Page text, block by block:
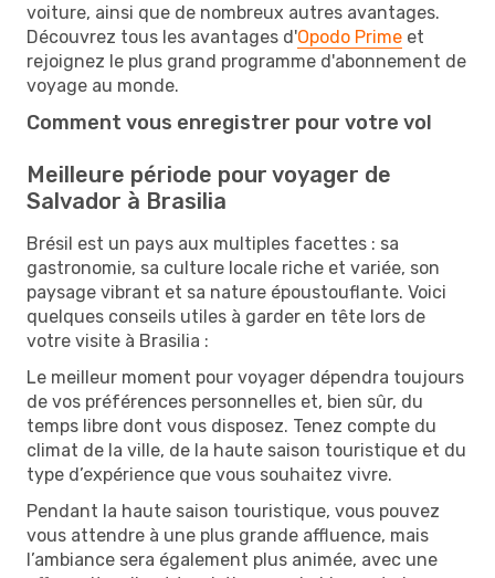
voiture, ainsi que de nombreux autres avantages.
Découvrez tous les avantages d'Opodo Prime et
rejoignez le plus grand programme d'abonnement de
voyage au monde.
Comment vous enregistrer pour votre vol
Meilleure période pour voyager de
Salvador à Brasilia
Brésil est un pays aux multiples facettes : sa
gastronomie, sa culture locale riche et variée, son
paysage vibrant et sa nature époustouflante. Voici
quelques conseils utiles à garder en tête lors de
votre visite à Brasilia :
Le meilleur moment pour voyager dépendra toujours
de vos préférences personnelles et, bien sûr, du
temps libre dont vous disposez. Tenez compte du
climat de la ville, de la haute saison touristique et du
type d’expérience que vous souhaitez vivre.
Pendant la haute saison touristique, vous pouvez
vous attendre à une plus grande affluence, mais
l’ambiance sera également plus animée, avec une